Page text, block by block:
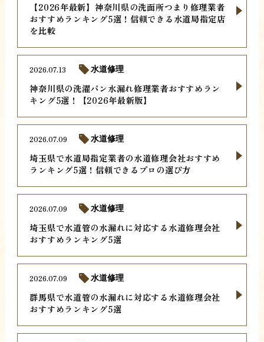
【2026年最新】神奈川県の洗面所つまり修理業者
おすすめランキング5選！信頼できる水道局指定店
を比較
神奈川県の洗濯パン水漏れ修理業者おすすめラン
キング5選！【2026年最新版】
2026.07.13 水道修理
埼玉県で水道局指定業者の水道修理会社おすすめ
ランキング5選！信頼できるプロの選び方
2026.07.09 水道修理
埼玉県で水道管の水漏れに対応する水道修理会社
おすすめランキング5選
2026.07.09 水道修理
群馬県で水道管の水漏れに対応する水道修理会社
おすすめランキング5選
2026.07.09 水道修理